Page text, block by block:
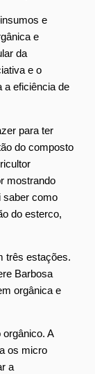
e
e
da
e o
a eficiência de
para ter
do composto
mostrando
saber como
do esterco,
três estações.
Barbosa
orgânica e
orgânico. A
os micro
a